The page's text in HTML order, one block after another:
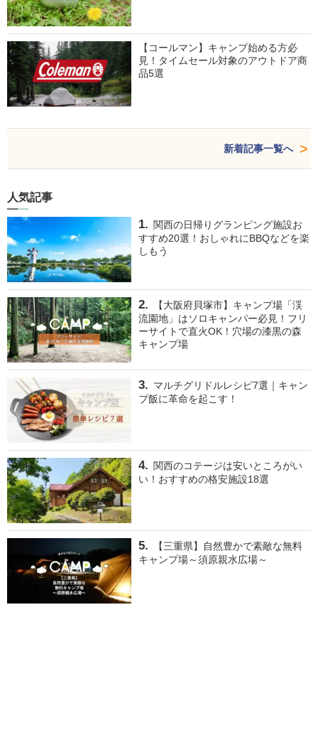
【コールマン】キャンプ始める方必
見！タイムセール対象のアウトドア商
品5選
新着記事一覧へ
人気記事
関西の日帰りグランピング施設お
すすめ20選！おしゃれにBBQなどを楽
しもう
【大阪府貝塚市】キャンプ場「渓
流園地」はソロキャンパー必見！フリ
ーサイトで直火OK！穴場の漆黒の森
キャンプ場
マルチグリドルレシピ7選｜キャン
プ飯に革命を起こす！
関西のコテージは安いところがい
い！おすすめの格安施設18選
【三重県】自然豊かで素敵な無料
キャンプ場～須原親水広場～